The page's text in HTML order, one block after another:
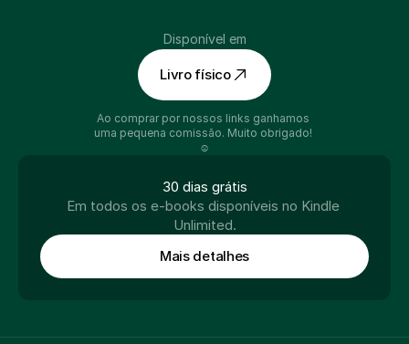
Disponível em
Livro físico
Ao comprar por nossos links ganhamos
uma pequena comissão. Muito obrigado!
☺️
30 dias grátis
Em todos os e-books disponíveis no Kindle
Unlimited.
Mais detalhes